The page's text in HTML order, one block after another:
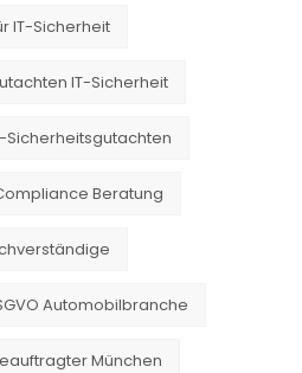
IT-Sicherheit
IT-Sicherheit
Sicherheitsgutachten
Beratung
Automobilbranche
München